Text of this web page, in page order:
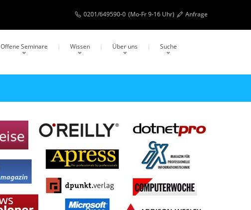
0201/649590-0 (Mo-Fr 9-16 Uhr) Anfrage
Offene Seminare Wissen Über uns Suche